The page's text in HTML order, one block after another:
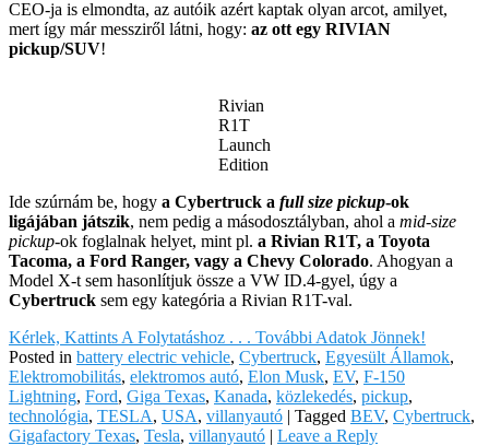
CEO-ja is elmondta, az autóik azért kaptak olyan arcot, amilyet,
mert így már messziről látni, hogy: az ott egy RIVIAN
pickup/SUV!
Rivian
R1T
Launch
Edition
Ide szúrnám be, hogy a Cybertruck a full size pickup-ok
ligájában játszik, nem pedig a másodosztályban, ahol a mid-size
pickup-ok foglalnak helyet, mint pl. a Rivian R1T, a Toyota
Tacoma, a Ford Ranger, vagy a Chevy Colorado. Ahogyan a
Model X-t sem hasonlítjuk össze a VW ID.4-gyel, úgy a
Cybertruck sem egy kategória a Rivian R1T-val.
Kérlek, Kattints A Folytatáshoz . . . További Adatok Jönnek!
Posted in battery electric vehicle, Cybertruck, Egyesült Államok,
Elektromobilitás, elektromos autó, Elon Musk, EV, F-150
Lightning, Ford, Giga Texas, Kanada, közlekedés, pickup,
technológia, TESLA, USA, villanyautó | Tagged BEV, Cybertruck,
Gigafactory Texas, Tesla, villanyautó | Leave a Reply